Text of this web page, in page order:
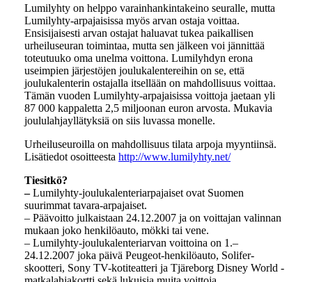
Lumilyhty on helppo varainhankintakeino seuralle, mutta
Lumilyhty-arpajaisissa myös arvan ostaja voittaa.
Ensisijaisesti arvan ostajat haluavat tukea paikallisen
urheiluseuran toimintaa, mutta sen jälkeen voi jännittää
toteutuuko oma unelma voittona. Lumilyhdyn erona
useimpien järjestöjen joulukalentereihin on se, että
joulukalenterin ostajalla itsellään on mahdollisuus voittaa.
Tämän vuoden Lumilyhty-arpajaisissa voittoja jaetaan yli
87 000 kappaletta 2,5 miljoonan euron arvosta. Mukavia
joululahjayllätyksiä on siis luvassa monelle.
Urheiluseuroilla on mahdollisuus tilata arpoja myyntiinsä.
Lisätiedot osoitteesta http://www.lumilyhty.net/
Tiesitkö?
–Lumilyhty-joulukalenteriarpajaiset ovat Suomen
suurimmat tavara-arpajaiset.
– Päävoitto julkaistaan 24.12.2007 ja on voittajan valinnan
mukaan joko henkilöauto, mökki tai vene.
– Lumilyhty-joulukalenteriarvan voittoina on 1.–
24.12.2007 joka päivä Peugeot-henkilöauto, Solifer-
skootteri, Sony TV-kotiteatteri ja Tjäreborg Disney World -